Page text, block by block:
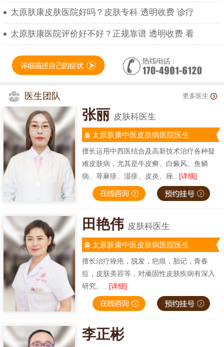
太原肤康皮肤医院好吗？皮肤专科 透明收费 诊疗
太原肤康医院评价好不好？正规靠谱 透明收费 看
医生团队 更多医生
张丽 皮肤科医生
太原肤康中医皮肤病医院医生
擅长运用中西医结合及高新技术治疗各种疑
难皮肤病，尤其是牛皮癣、白癜风、鱼鳞
病、荨麻疹、湿疹、皮炎、痤... [详细]
田艳伟 皮肤科医生
太原肤康中医皮肤病医院医生
擅长治疗痤疮，脱发，疤痕，胎记，青春
痘，皮肤美容等，对顽固性皮肤疾病有深入
研究。... [详细]
李正彬